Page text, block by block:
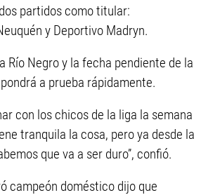
partidos como titular:
y Deportivo Madryn.
Río Negro y la fecha pendiente de la
a prueba rápidamente.
con los chicos de la liga la semana
tranquila la cosa, pero ya desde la
que va a ser duro”, confió.
campeón doméstico dijo que